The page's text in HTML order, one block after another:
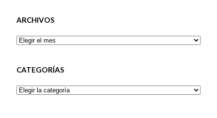
ARCHIVOS
Archivos
CATEGORÍAS
Categorías